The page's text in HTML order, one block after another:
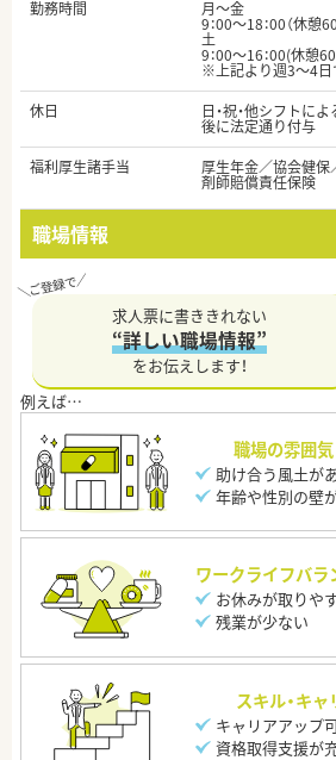
勤務時間
月～金
9：00～18：00（休憩
土
9：00～16：00(休憩
※上記より週3～4日
休日
日・祝・他シフトに
後に法定通り付与
福利厚生諸手当
厚生年金／協会健
剤師賠償責任保険
職場情報
求人票に書ききれない
“詳しい職場情報”
をお伝えします！
職場の雰囲気
助け合う風土が
年齢や性別の壁
ワークライフバラ
お休みが取りや
残業が少ない
スキル・キャ
キャリアアップ
資格取得支援が